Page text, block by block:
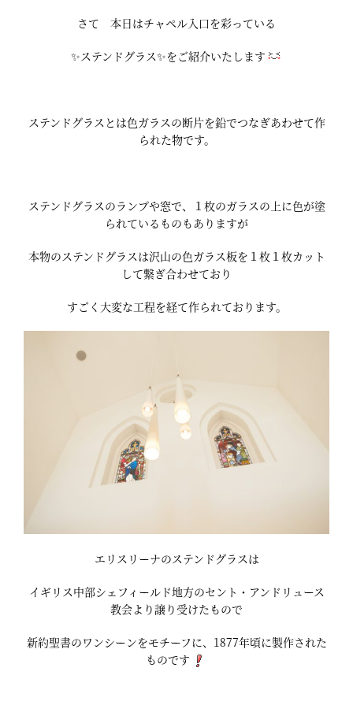
さて 本日はチャペル入口を彩っている
✨ステンドグラス✨をご紹介いたします
ステンドグラスとは色ガラスの断片を鉛でつなぎあわせて作
られた物です。
ステンドグラスのランプや窓で、１枚のガラスの上に色が塗
られているものもありますが
本物のステンドグラスは沢山の色ガラス板を１枚１枚カット
して繋ぎ合わせており
すごく大変な工程を経て作られております。
エリスリーナのステンドグラスは
イギリス中部シェフィールド地方のセント・アンドリュース
教会より譲り受けたもので
新約聖書のワンシーンをモチーフに、1877年頃に製作された
ものです